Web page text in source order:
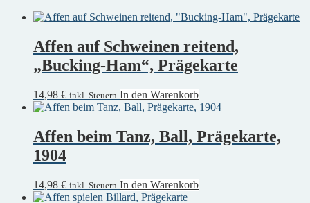
Affen auf Schweinen reitend,
„Bucking-Ham“, Prägekarte
14,98 € inkl. Steuern In den Warenkorb
Affen beim Tanz, Ball, Prägekarte,
1904
14,98 € inkl. Steuern In den Warenkorb